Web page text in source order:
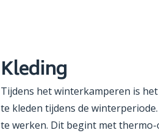
Kleding
Tijdens het winterkamperen is
te kleden tijdens de
te werken. Dit begint met thermo-